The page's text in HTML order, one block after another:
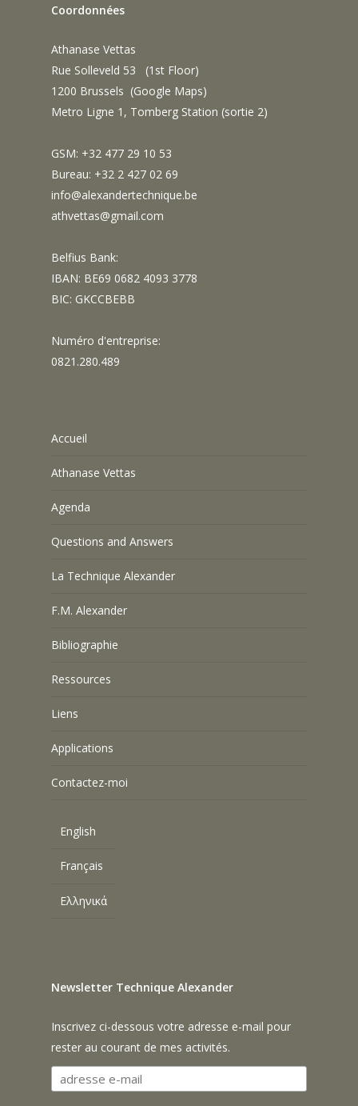
Coordonnées
Athanase Vettas
Rue Solleveld 53 (1st Floor)
1200 Brussels (Google Maps)
Metro Ligne 1, Tomberg Station (sortie 2)
GSM: +32 477 29 10 53
Bureau: +32 2 427 02 69
info@alexandertechnique.be
athvettas@gmail.com
Belfius Bank:
IBAN: BE69 0682 4093 3778
BIC: GKCCBEBB
Numéro d'entreprise:
0821.280.489
Accueil
Athanase Vettas
Agenda
Questions and Answers
La Technique Alexander
F.M. Alexander
Bibliographie
Ressources
Liens
Applications
Contactez-moi
English
Français
Ελληνικά
Newsletter Technique Alexander
Inscrivez ci-dessous votre adresse e-mail pour
rester au courant de mes activités.